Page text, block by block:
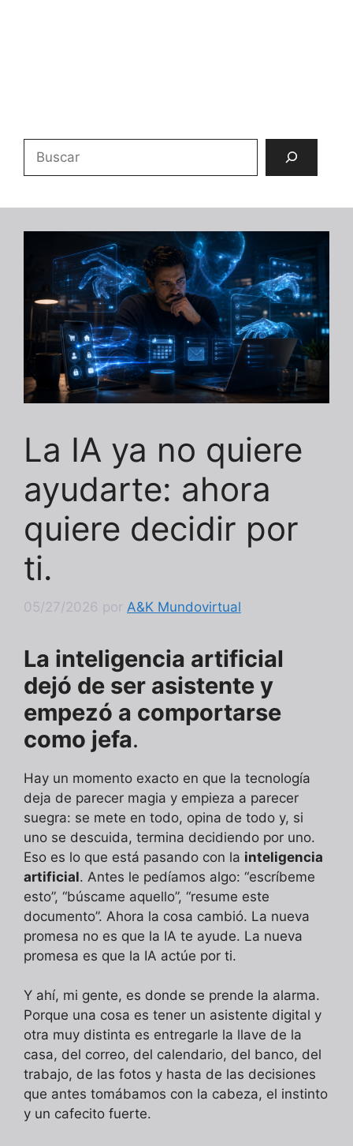
La IA ya no quiere
ayudarte: ahora
quiere decidir por
ti.
05/27/2026 por A&K Mundovirtual
La inteligencia artificial
dejó de ser asistente y
empezó a comportarse
como jefa.
Hay un momento exacto en que la tecnología
deja de parecer magia y empieza a parecer
suegra: se mete en todo, opina de todo y, si
uno se descuida, termina decidiendo por uno.
Eso es lo que está pasando con la inteligencia
artificial. Antes le pedíamos algo: “escríbeme
esto”, “búscame aquello”, “resume este
documento”. Ahora la cosa cambió. La nueva
promesa no es que la IA te ayude. La nueva
promesa es que la IA actúe por ti.
Y ahí, mi gente, es donde se prende la alarma.
Porque una cosa es tener un asistente digital y
otra muy distinta es entregarle la llave de la
casa, del correo, del calendario, del banco, del
trabajo, de las fotos y hasta de las decisiones
que antes tomábamos con la cabeza, el instinto
y un cafecito fuerte.